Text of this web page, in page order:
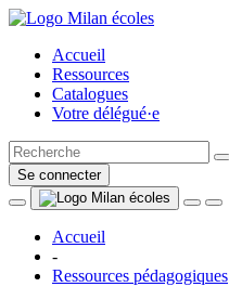
Accueil
Ressources
Catalogues
Votre délégué·e
Se connecter
Accueil
-
Ressources pédagogiques